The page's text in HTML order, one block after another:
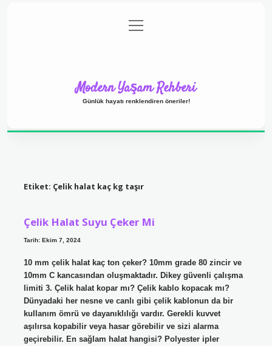
Gizlilik Politikası
menüyü
aç
Modern Yaşam Rehberi
Günlük hayatı renklendiren öneriler!
Etiket: Çelik halat kaç kg taşır
Çelik Halat Suyu Çeker Mi
Tarih: Ekim 7, 2024
10 mm çelik halat kaç ton çeker? 10mm grade 80 zincir ve
10mm C kancasından oluşmaktadır. Dikey güvenli çalışma
limiti 3. Çelik halat kopar mı? Çelik kablo kopacak mı?
Dünyadaki her nesne ve canlı gibi çelik kablonun da bir
kullanım ömrü ve dayanıklılığı vardır. Gerekli kuvvet
aşılırsa kopabilir veya hasar görebilir ve sizi alarma
geçirebilir. En sağlam halat hangisi? Polyester ipler